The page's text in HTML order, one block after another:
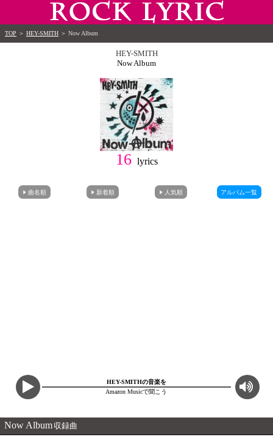
TOP ＞ HEY-SMITH ＞ Now Album
HEY-SMITH
Now Album
16 lyrics
曲名順 新着順 人気順 アルバム一覧
HEY-SMITHの音楽を
Amazon Musicで聞こう
Now Album 収録曲